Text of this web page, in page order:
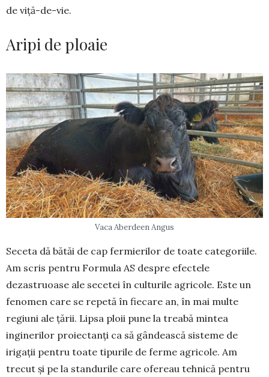
de viță-de-vie.
Aripi de ploaie
Vaca Aberdeen Angus
Seceta dă bătăi de cap fermierilor de toate categoriile.
Am scris pentru Formula AS despre efectele
dezastruoase ale secetei în culturile agricole. Este un
fenomen care se repetă în fiecare an, în mai multe
regiuni ale țării. Lipsa ploii pune la treabă mintea
inginerilor proiectanți ca să gândească sisteme de
irigații pentru toate tipurile de ferme agricole. Am
trecut și pe la standurile care ofereau tehnică pentru